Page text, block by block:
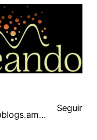
@ribadeando@blogs.amarinha.gal
Seguir